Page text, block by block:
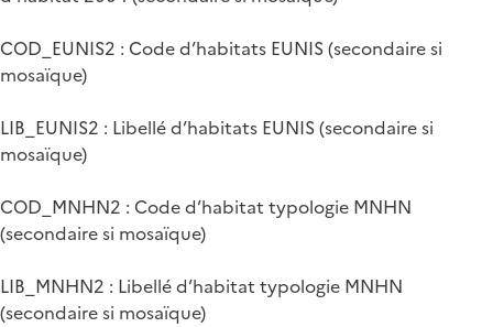
COD_EUNIS2 : Code d’habitats EUNIS (secondaire si
mosaïque)
LIB_EUNIS2 : Libellé d’habitats EUNIS (secondaire si
mosaïque)
COD_MNHN2 : Code d’habitat typologie MNHN
(secondaire si mosaïque)
LIB_MNHN2 : Libellé d’habitat typologie MNHN
(secondaire si mosaïque)